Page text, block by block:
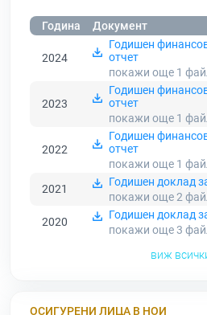
Година Документ
2024
Годишен
отчет
покажи още 1
2023
Годишен
отчет
покажи още 1
2022
Годишен
отчет
покажи още 1
2021
Годишен доклад
покажи още 2
2020
Годишен доклад
покажи още 3
виж
ОСИГУРЕНИ ЛИЦА В НОИ